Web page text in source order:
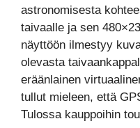
astronomisesta
taivaalle ja sen
näyttöön ilmestyy
olevasta
eräänlainen
tullut mieleen, että
Tulossa kauppoihin